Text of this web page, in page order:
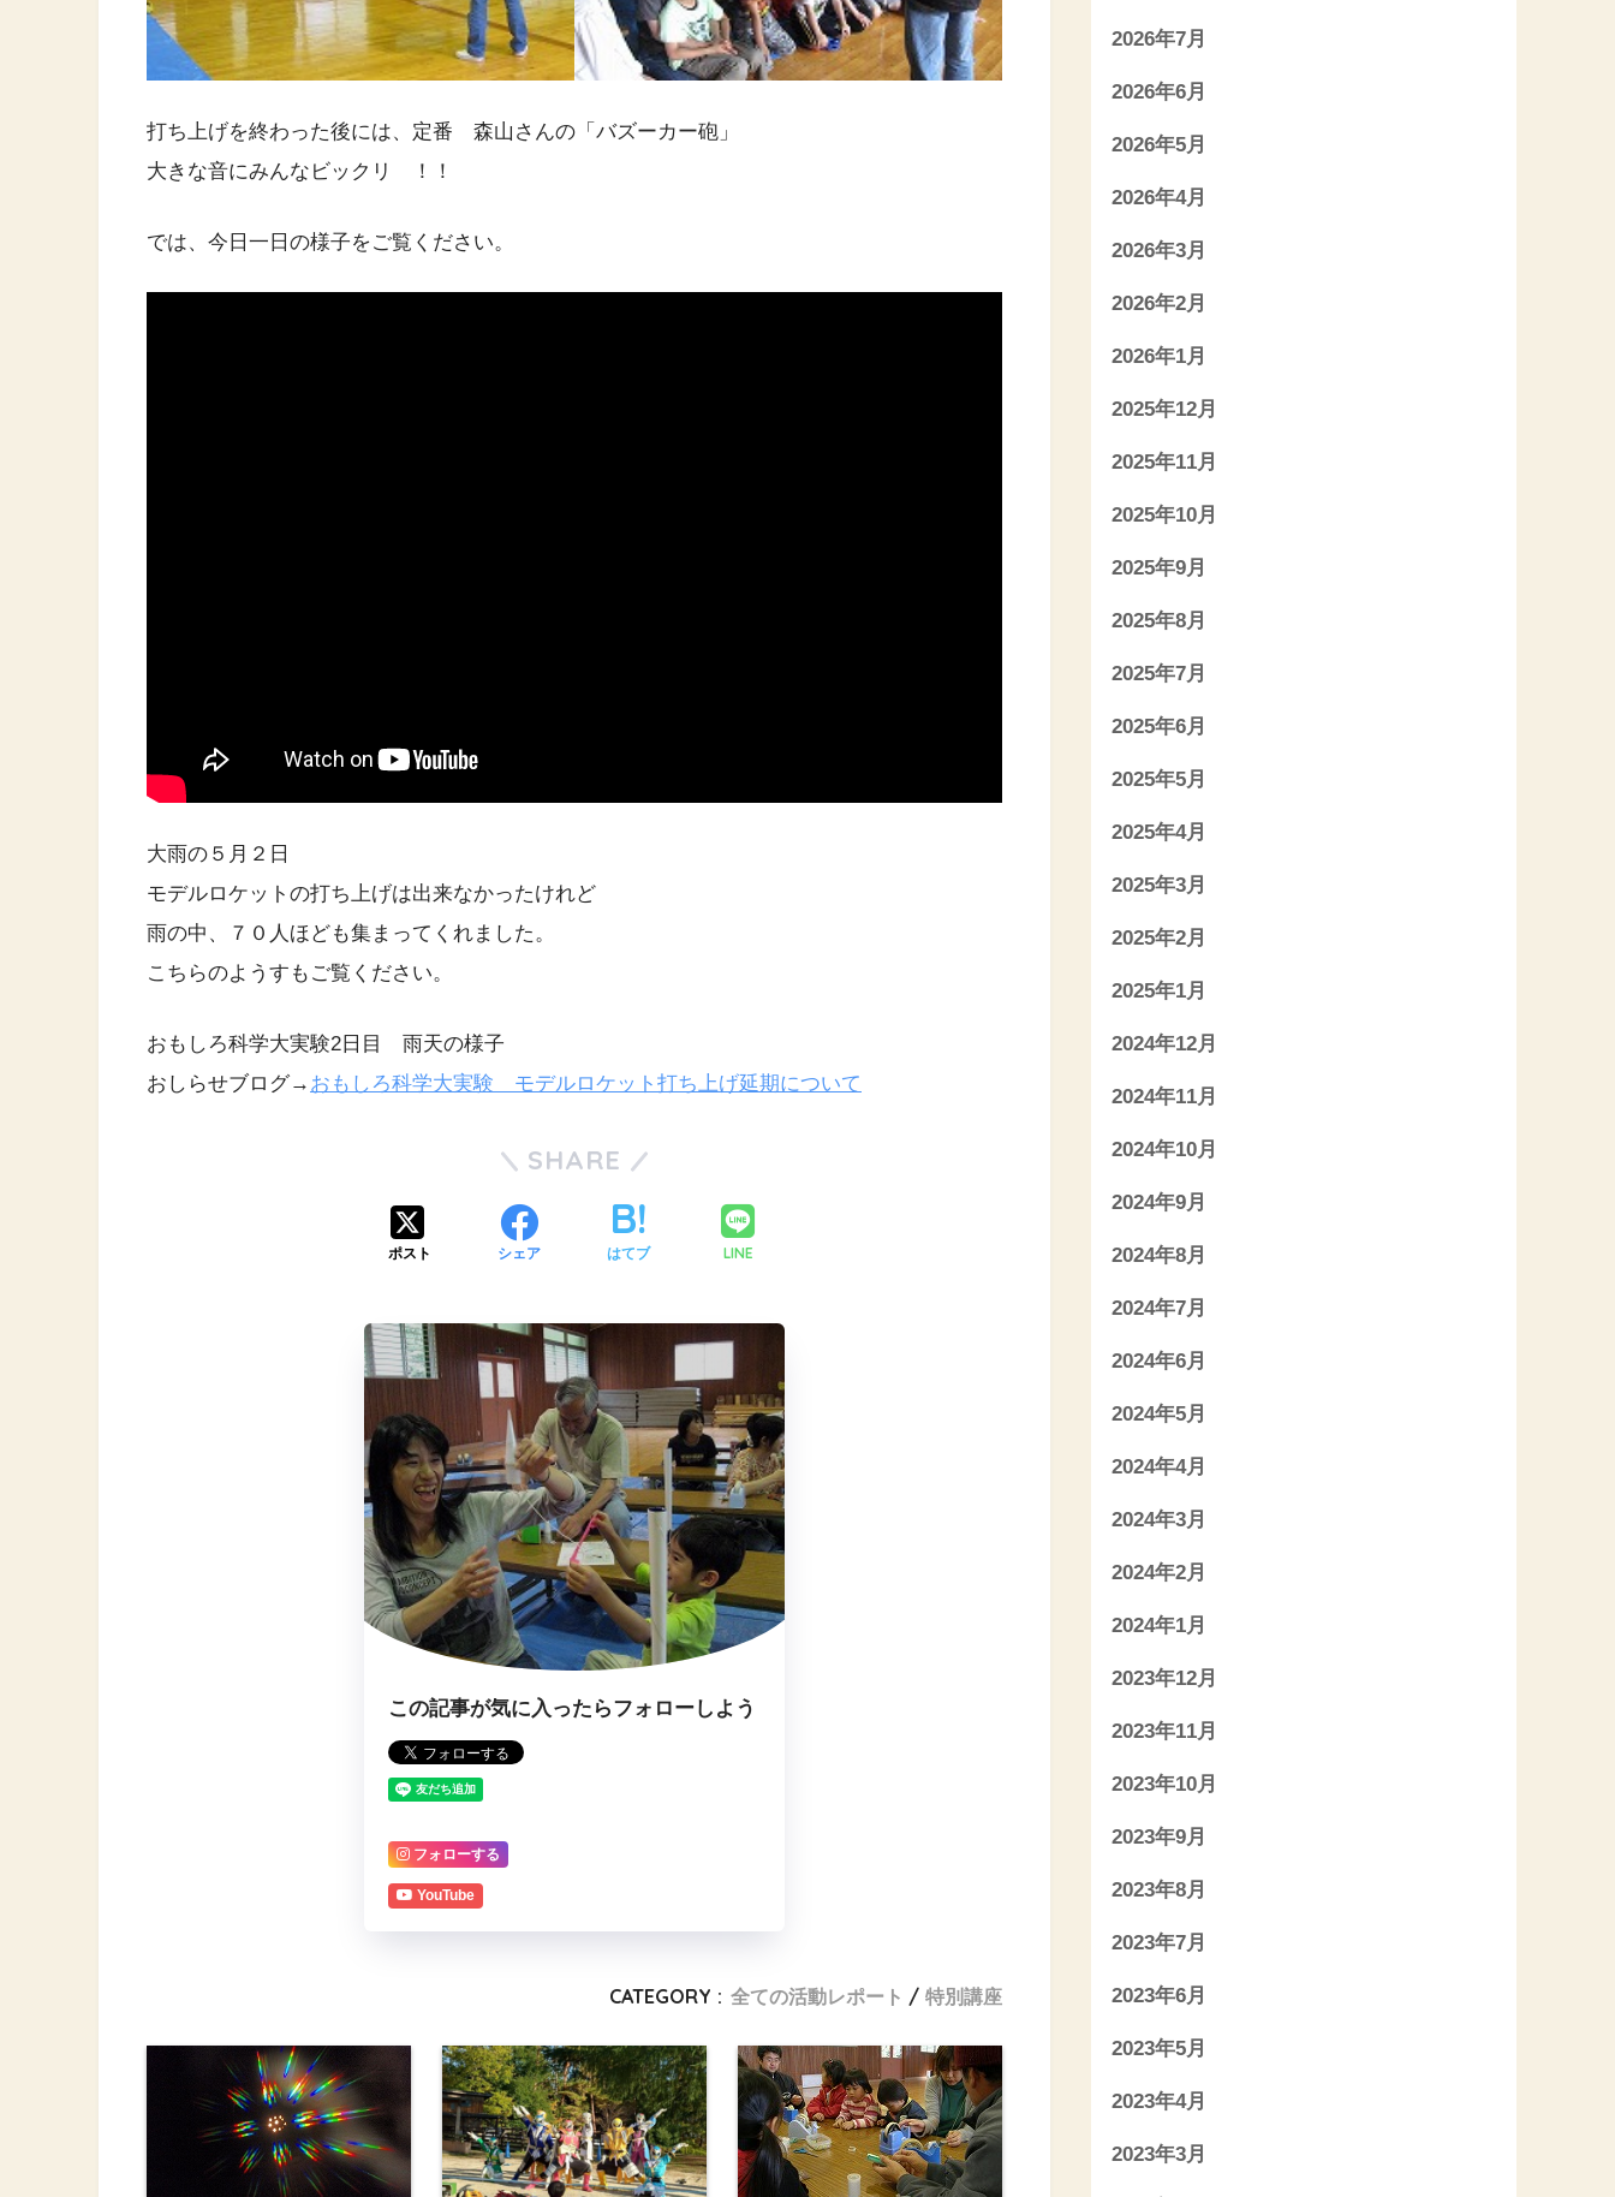
打ち上げを終わった後には、定番 森山さんの「バズーカー砲」
大きな音にみんなビックリ ！！
では、今日一日の様子をご覧ください。
大雨の５月２日
モデルロケットの打ち上げは出来なかったけれど
雨の中、７０人ほども集まってくれました。
こちらのようすもご覧ください。
おもしろ科学大実験2日目 雨天の様子
おしらせブログ→ おもしろ科学大実験 モデルロケット打ち上げ延期について
SHARE
ポスト シェア はてブ LINE
この記事が気に入ったらフォローしよう
フォローする
YouTube
CATEGORY : 全ての活動レポート 特別講座
2026年7月
2026年6月
2026年5月
2026年4月
2026年3月
2026年2月
2026年1月
2025年12月
2025年11月
2025年10月
2025年9月
2025年8月
2025年7月
2025年6月
2025年5月
2025年4月
2025年3月
2025年2月
2025年1月
2024年12月
2024年11月
2024年10月
2024年9月
2024年8月
2024年7月
2024年6月
2024年5月
2024年4月
2024年3月
2024年2月
2024年1月
2023年12月
2023年11月
2023年10月
2023年9月
2023年8月
2023年7月
2023年6月
2023年5月
2023年4月
2023年3月